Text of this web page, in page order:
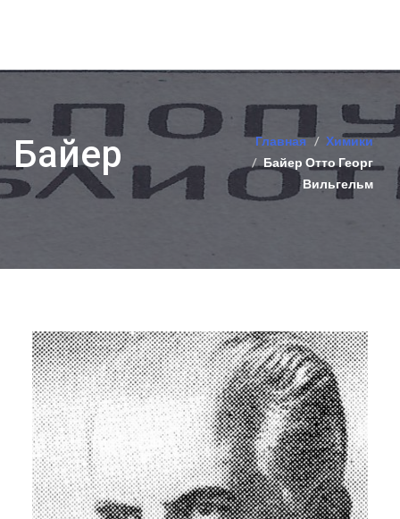
Байер Главная
Химики
Байер Отто Георг
Вильгельм